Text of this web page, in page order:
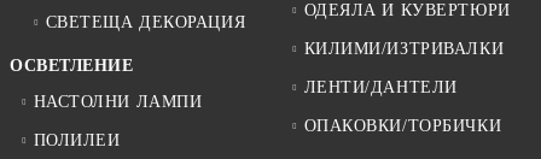
СВЕТЕЩА ДЕКОРАЦИЯ
ОСВЕТЛЕНИЕ
НАСТОЛНИ ЛАМПИ
ПОЛИЛЕИ
ОДЕЯЛА И КУВЕРТЮРИ
КИЛИМИ/ИЗТРИВАЛКИ
ЛЕНТИ/ДАНТЕЛИ
ОПАКОВКИ/ТОРБИЧКИ